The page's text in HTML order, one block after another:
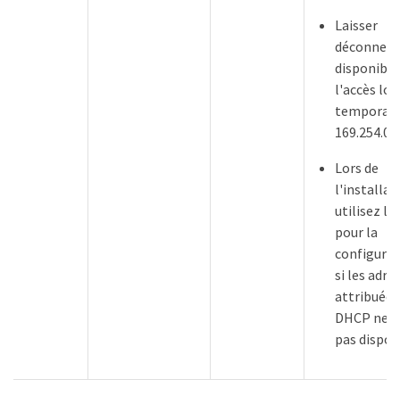
Laisser
l'accès
Lors de
utilisez le
pour la
si les
DHCP ne
pas